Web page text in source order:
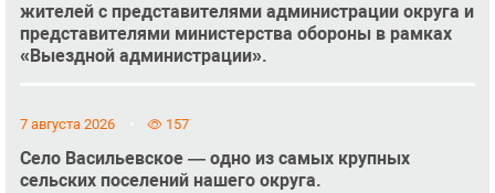
жителей с представителями администрации округа и
представителями министерства обороны в рамках
«Выездной администрации».
7 августа 2026 157
Село Васильевское — одно из самых крупных
сельских поселений нашего округа.